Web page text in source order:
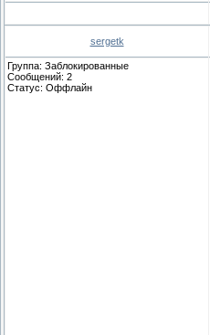
sergetk
Группа: Заблокированные
Сообщений: 2
Статус: Оффлайн